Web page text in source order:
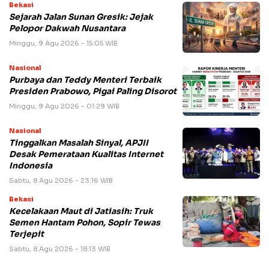
Bekasi
Sejarah Jalan Sunan Gresik: Jejak
Pelopor Dakwah Nusantara
Minggu, 9 Agu 2026 - 15:05 WIB
Nasional
Purbaya dan Teddy Menteri Terbaik
Presiden Prabowo, Pigai Paling Disorot
Minggu, 9 Agu 2026 - 01:29 WIB
Nasional
Tinggalkan Masalah Sinyal, APJII
Desak Pemerataan Kualitas Internet
Indonesia
Sabtu, 8 Agu 2026 - 23:16 WIB
Bekasi
Kecelakaan Maut di Jatiasih: Truk
Semen Hantam Pohon, Sopir Tewas
Terjepit
Sabtu, 8 Agu 2026 - 18:13 WIB